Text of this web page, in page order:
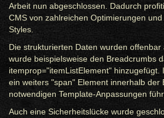
Arbeit nun abgeschlossen. Dadurch
CMS von zahlreichen Optimierungen
Styles.
Die strukturierten Daten wurden offenbar
wurde beispielsweise den Breadcrumbs
itemprop="itemListElement" hinzugefügt.
ein weiters "span" Element innerhalb der
notwendigen Template-Anpassungen
Auch eine Sicherheitslücke wurde